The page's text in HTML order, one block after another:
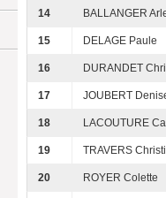
14 BALLANGER
15 DELAGE Paule
16 DURANDET
17 JOUBERT
18 LACOUTURE
19 TRAVERS
20 ROYER Colette